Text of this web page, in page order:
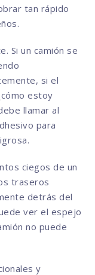
tan rápido
Si un camión se
si el
estoy
llamar al
para
ciegos de un
traseros
detrás del
ver el espejo
no puede
y